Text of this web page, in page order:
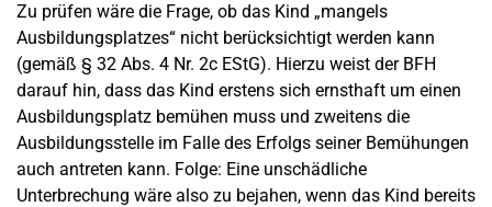
Zu prüfen wäre die Frage, ob das Kind „mangels
Ausbildungsplatzes“ nicht berücksichtigt werden kann
(gemäß § 32 Abs. 4 Nr. 2c EStG). Hierzu weist der BFH
darauf hin, dass das Kind erstens sich ernsthaft um einen
Ausbildungsplatz bemühen muss und zweitens die
Ausbildungsstelle im Falle des Erfolgs seiner Bemühungen
auch antreten kann. Folge: Eine unschädliche
Unterbrechung wäre also zu bejahen, wenn das Kind bereits